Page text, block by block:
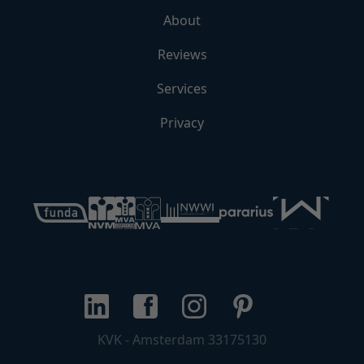
About
Reviews
Services
Privacy
KVK - Amsterdam 33175130